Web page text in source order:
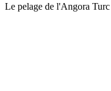
Le pelage de l'Angora